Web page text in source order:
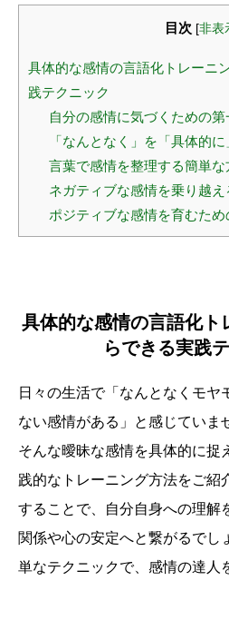
目次 [非表
具体的な感情の言語化トレーニ
践テクニック
自分の感情に気づくための第
「なんとなく」を「具体的
言葉で感情を整理する簡単な
ネガティブな感情を乗り越え
ポジティブな感情を育むた
具体的な感情の言語化ト
らできる実践
日々の生活で「なんとなくモヤ
ない感情がある」と感じていま
そんな曖昧な感情を具体的に捉
践的なトレーニング方法をご紹
することで、自分自身への理解
関係や心の安定へと繋がるでし
単なテクニックで、感情の達人